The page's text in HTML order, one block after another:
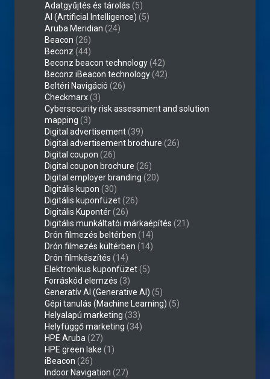
Adatgyűjtés és tárolás (5)
AI (Artificial Intelligence) (5)
Aruba Meridian (24)
Beacon (26)
Beconz (44)
Beconz beacon technology(42)
Beconz iBeacon technology(42)
Beltéri Navigáció (26)
Checkmarx(3)
Cybersecurity risk assessment and solution
mapping (3)
Digital advertisement(39)
Digital advertisement brochure (26)
Digital coupon (26)
Digital coupon brochure (26)
Digital employer branding (20)
Digitális kupon (30)
Digitális kuponfüzet(26)
Digitális Kupontér(26)
Digitális munkáltatói márkaépítés (21)
Drón filmezés beltérben (14)
Drón filmezés kültérben (14)
Drón filmkészítés (14)
Elektronikus kuponfüzet(5)
Forráskód elemzés (3)
Generatív AI (Generative AI) (5)
Gépi tanulás (Machine Learning) (5)
Helyalapú marketing (33)
Helyfüggő marketing (34)
HPE Aruba (27)
HPE green lake (1)
iBeacon (26)
Indoor Navigation (27)